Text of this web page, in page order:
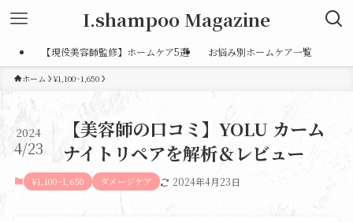
I.shampoo Magazine
【現役美容師監修】ホームケア5選 お悩み別ホームケア一覧
ホーム ¥1,100~1,650
【美容師の口コミ】YOLU カーム
ナイトリペアを解析＆レビュー
2024
4/23
¥1,100~1,650 ダメージケア 2024年4月23日